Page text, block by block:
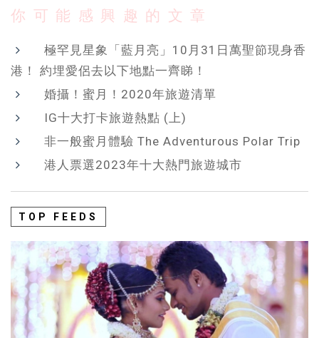
你可能感興趣的文章
極罕見星象「藍月亮」10月31日萬聖節現身香
港！ 約埋愛侶去以下地點一齊睇！
婚攝！蜜月！2020年旅遊清單
IG十大打卡旅遊熱點 (上)
非一般蜜月體驗 The Adventurous Polar Trip
港人票選2023年十大熱門旅遊城市
TOP FEEDS